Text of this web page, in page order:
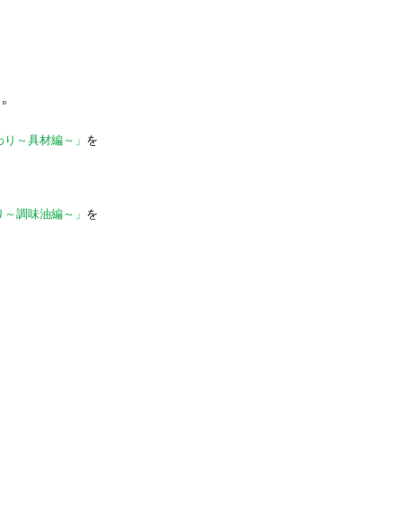
～具材編～」 を
調味油編～」 を